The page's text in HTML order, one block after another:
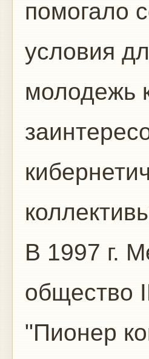
помогало
условия
молодежь
В 1997 г.
общество
"Пионер